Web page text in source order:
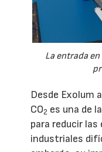
La entrada
Desde Exolum
CO2 es una de
para reducir
industriales